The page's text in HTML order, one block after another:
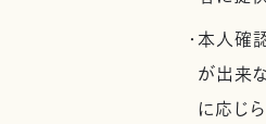
・本人確
が出来
に応じ